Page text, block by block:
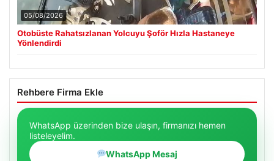
05/08/2026
Otobüste Rahatsızlanan Yolcuyu Şoför Hızla Hastaneye
Yönlendirdi
Rehbere Firma Ekle
WhatsApp üzerinden bize ulaşın, firmanızı hemen
listeleyelim.
WhatsApp Mesaj